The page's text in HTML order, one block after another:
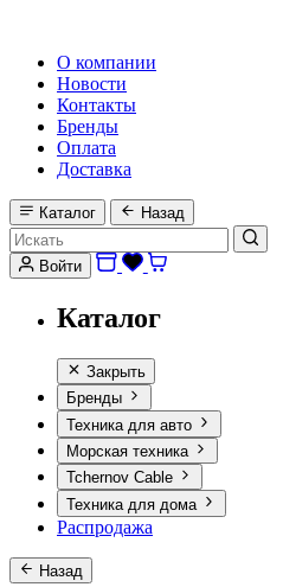
О компании
Новости
Контакты
Бренды
Оплата
Доставка
Каталог Назад
Войти
Каталог
Закрыть
Бренды
Техника для авто
Морская техника
Tchernov Cable
Техника для дома
Распродажа
Назад